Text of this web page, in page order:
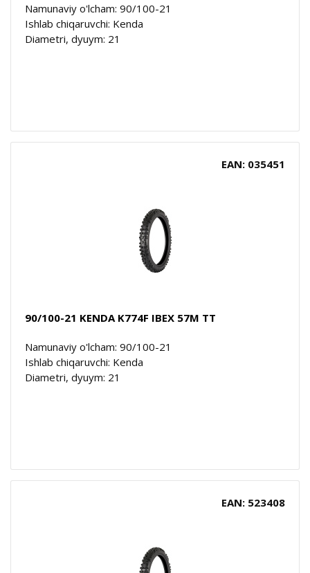
Namunaviy o'lcham: 90/100-21
Ishlab chiqaruvchi: Kenda
Diametri, dyuym: 21
EAN: 035451
90/100-21 KENDA K774F IBEX 57M TT
Namunaviy o'lcham: 90/100-21
Ishlab chiqaruvchi: Kenda
Diametri, dyuym: 21
EAN: 523408